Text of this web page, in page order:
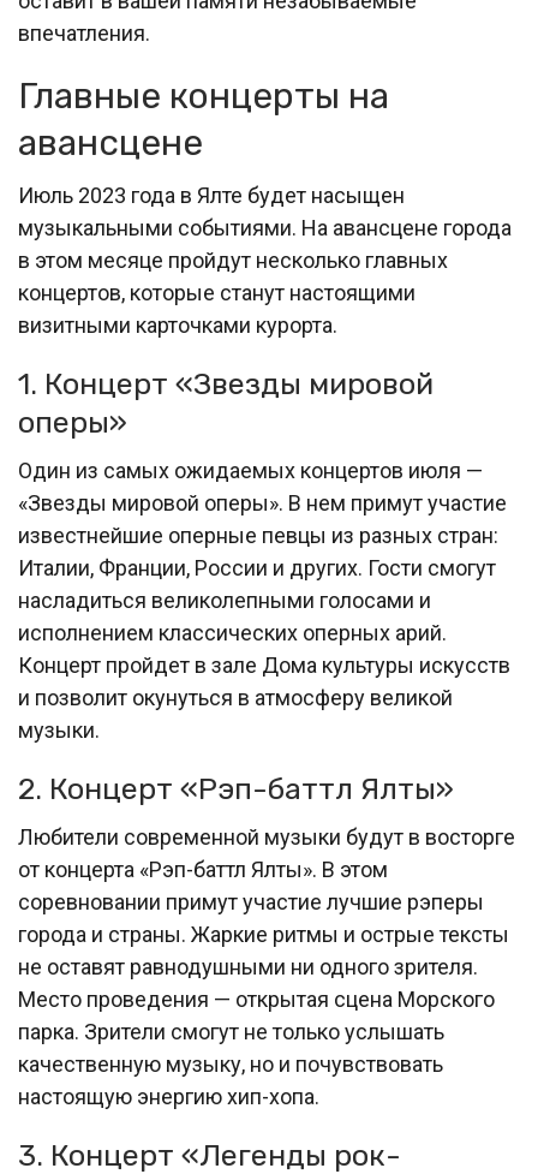
впечатления.
Главные концерты на
авансцене
Июль 2023 года в Ялте будет насыщен
музыкальными событиями. На авансцене города
в этом месяце пройдут несколько главных
концертов, которые станут настоящими
визитными карточками курорта.
1. Концерт «Звезды мировой
оперы»
Один из самых ожидаемых концертов июля —
«Звезды мировой оперы». В нем примут участие
известнейшие оперные певцы из разных стран:
Италии, Франции, России и других. Гости смогут
насладиться великолепными голосами и
исполнением классических оперных арий.
Концерт пройдет в зале Дома культуры искусств
и позволит окунуться в атмосферу великой
музыки.
2. Концерт «Рэп-баттл Ялты»
Любители современной музыки будут в восторге
от концерта «Рэп-баттл Ялты». В этом
соревновании примут участие лучшие рэперы
города и страны. Жаркие ритмы и острые тексты
не оставят равнодушными ни одного зрителя.
Место проведения — открытая сцена Морского
парка. Зрители смогут не только услышать
качественную музыку, но и почувствовать
настоящую энергию хип-хопа.
3. Концерт «Легенды рок-